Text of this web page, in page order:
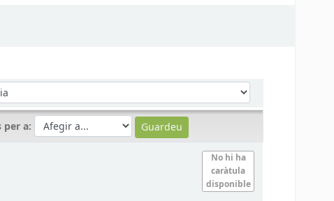
per a:
No hi ha
caràtula
disponible